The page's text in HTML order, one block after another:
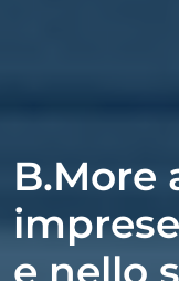
B.More
e nello